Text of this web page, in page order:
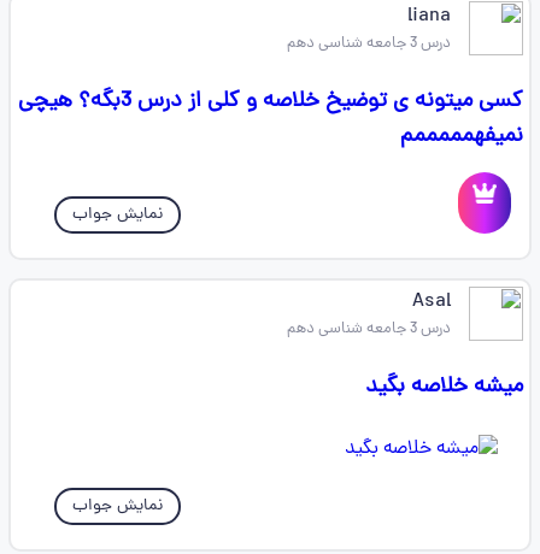
liana
درس 3 جامعه شناسی دهم
کسی میتونه ی توضیخ خلاصه و کلی از درس 3بگه؟ هیچی
نمیفهمممممم
نمایش جواب
Asal
درس 3 جامعه شناسی دهم
میشه خلاصه بگید
نمایش جواب